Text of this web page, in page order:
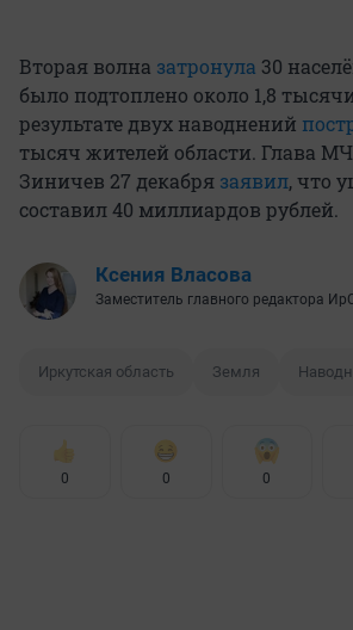
Вторая волна затронула 30
было подтоплено около 1,8
результате двух наводнений
тысяч жителей области. Глава
Зиничев 27 декабря заявил, что
составил 40 миллиардов рублей.
Ксения Власова
Заместитель главного редактора
Иркутская область Земля
0 0 0